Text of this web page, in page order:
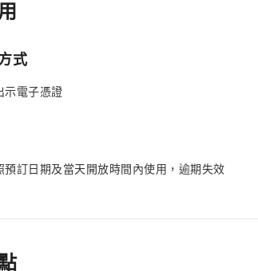
式
示電子憑證
預訂日期及當天開放時間內使用，逾期失效